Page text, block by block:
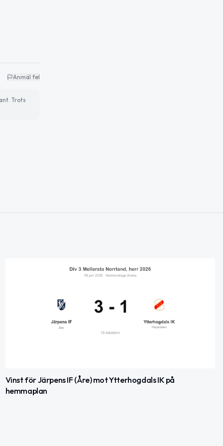
Anmäl fel
Trots
Vinst för Järpens IF (Åre) mot Ytterhogdals IK på
hemmaplan